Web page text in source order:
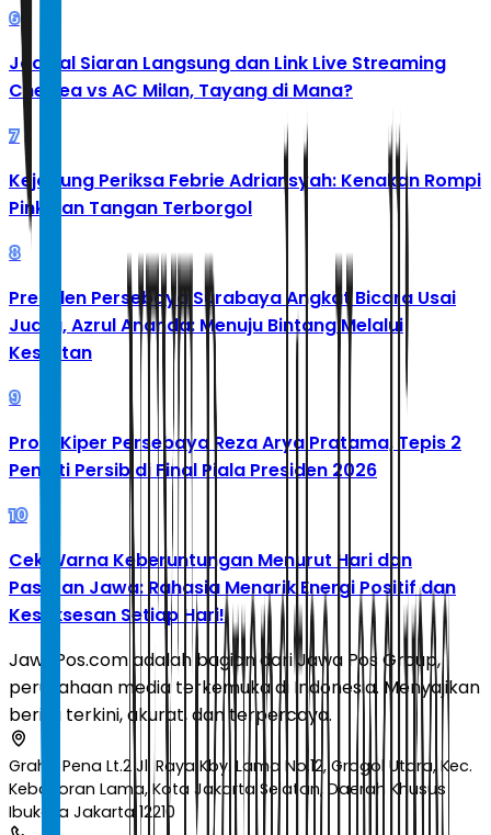
6
Jadwal Siaran Langsung dan Link Live Streaming
Chelsea vs AC Milan, Tayang di Mana?
7
Kejagung Periksa Febrie Adriansyah: Kenakan Rompi
Pink dan Tangan Terborgol
8
Presiden Persebaya Surabaya Angkat Bicara Usai
Juara, Azrul Ananda: Menuju Bintang Melalui
Kesulitan
9
Profil Kiper Persebaya Reza Arya Pratama, Tepis 2
Penalti Persib di Final Piala Presiden 2026
10
Cek Warna Keberuntungan Menurut Hari dan
Pasaran Jawa: Rahasia Menarik Energi Positif dan
Kesuksesan Setiap Hari!
JawaPos.com adalah bagian dari Jawa Pos Group,
perusahaan media terkemuka di Indonesia. Menyajikan
berita terkini, akurat, dan terpercaya.
Graha Pena Lt.2 Jl. Raya Kby. Lama No.12, Grogol Utara, Kec.
Kebayoran Lama, Kota Jakarta Selatan, Daerah Khusus
Ibukota Jakarta 12210